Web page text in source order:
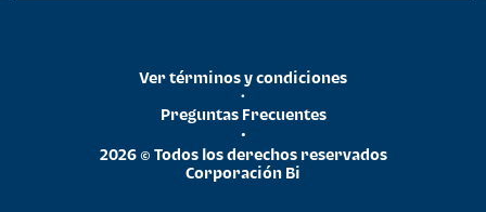
2026 © Todos los derechos reservados
Corporación Bi
•
Preguntas Frecuentes
•
Ver términos y condiciones